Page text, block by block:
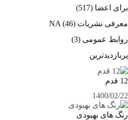
برای اعضا (517)
معرفی نشریات NA (46)
روابط عمومی (3)
پربازدیدترین
12 قدم
1400/02/22
رنگ های بهبودی